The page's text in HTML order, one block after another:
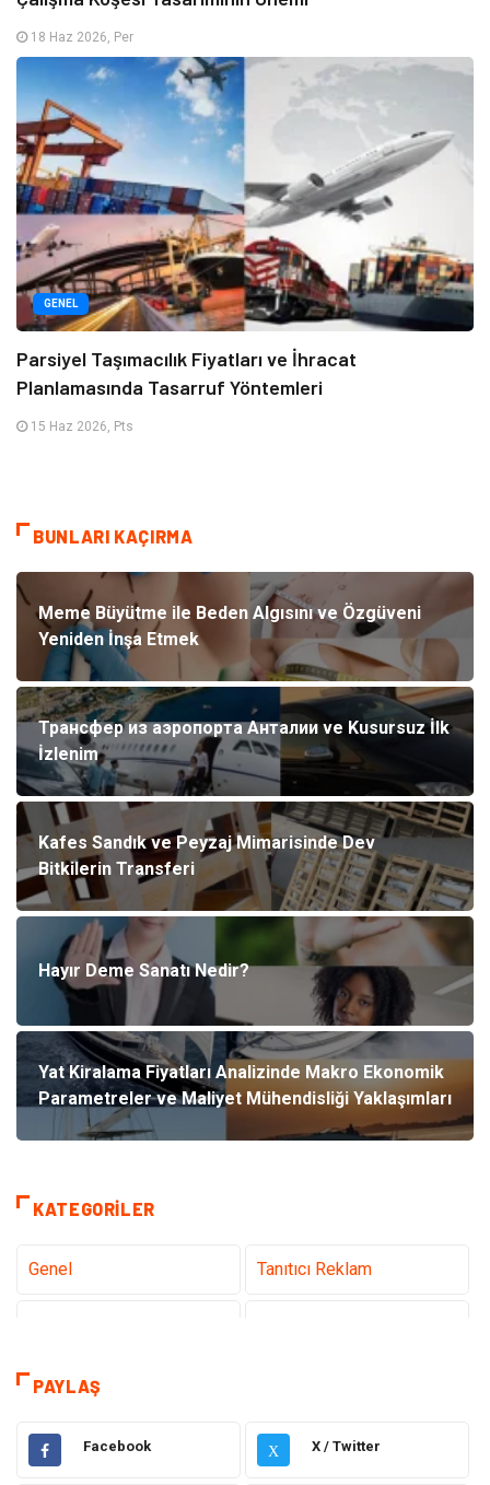
18 Haz 2026, Per
GENEL
Parsiyel Taşımacılık Fiyatları ve İhracat
Planlamasında Tasarruf Yöntemleri
15 Haz 2026, Pts
BUNLARI KAÇIRMA
Meme Büyütme ile Beden Algısını ve Özgüveni
Yeniden İnşa Etmek
Трансфер из аэропорта Анталии ve Kusursuz İlk
İzlenim
Kafes Sandık ve Peyzaj Mimarisinde Dev
Bitkilerin Transferi
Hayır Deme Sanatı Nedir?
Yat Kiralama Fiyatları Analizinde Makro Ekonomik
Parametreler ve Maliyet Mühendisliği Yaklaşımları
KATEGORILER
Genel Tanıtıcı Reklam
Teknoloji & İnternet
Elektrik & Elektronik Dekorasyon
PAYLAŞ
Facebook X X / Twitter